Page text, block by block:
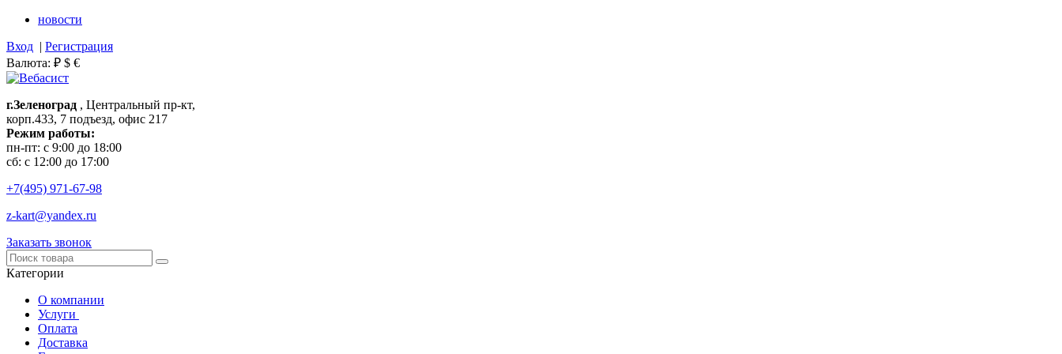
новости
Вход | Регистрация
Валюта: ₽ $ €
г.Зеленоград , Центральный пр-кт,
корп.433, 7 подъезд, офис 217
Режим работы:
пн-пт: с 9:00 до 18:00
сб: с 12:00 до 17:00
+7(495) 971-67-98
z-kart@yandex.ru
Заказать звонок
Категории
О компании
Услуги
Оплата
Доставка